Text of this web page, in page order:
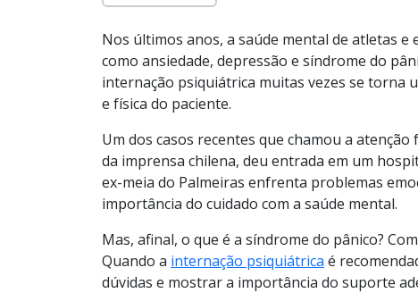
Nos últimos anos, a saúde mental de atletas e
como ansiedade, depressão e síndrome do
internação psiquiátrica muitas vezes se torna
e física do paciente.
Um dos casos recentes que chamou a
da imprensa chilena, deu entrada em um
ex-meia do Palmeiras enfrenta problemas
importância do cuidado com a saúde mental.
Mas, afinal, o que é a síndrome do pânico?
Quando a internação psiquiátrica é
dúvidas e mostrar a importância do suporte